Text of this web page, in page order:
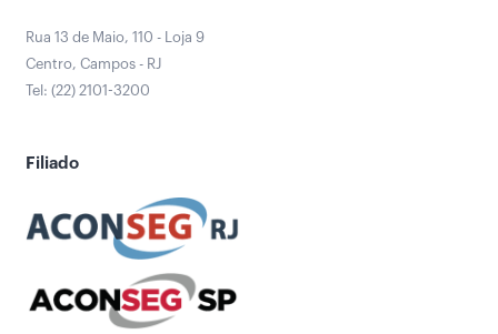
Rua 13 de Maio, 110 - Loja 9
Centro, Campos - RJ
Tel: (22) 2101-3200
Filiado